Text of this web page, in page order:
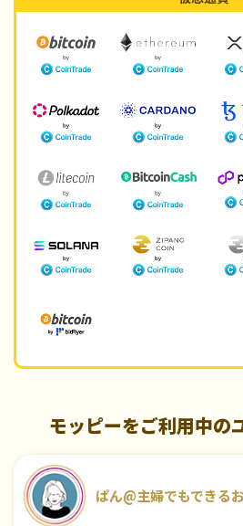
モッピーをご利用中の
ぱん@主婦でもできる